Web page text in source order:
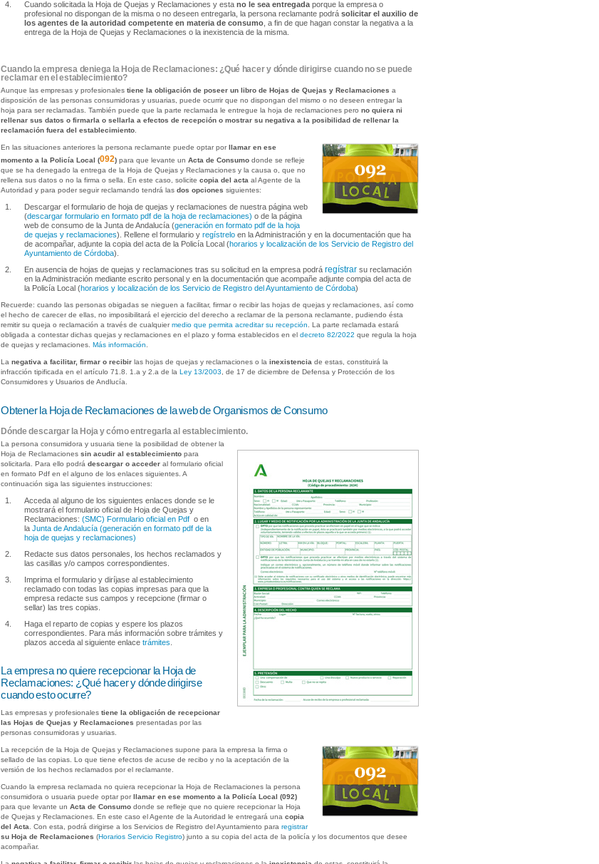
Cuando solicitada la Hoja de Quejas y Reclamaciones y estano le sea entregada porque la empresa o
profesional no dispongan de la misma o no deseen entregarla, la persona reclamante podrásolicitar el auxilio de
los agentes de la autoridad competente en materia de consumo , a fin de que hagan constar la negativa a la
entrega de la Hoja de Quejas y Reclamaciones o la inexistencia de la misma.
Cuando la empresa deniega la Hoja de Reclamaciones: ¿Qué hacer y dónde dirigirse cuando no se puede
reclamar en el establecimiento?
Aunque las empresas y profesionalestiene la obligación de poseer un libro de Hojas de Quejas y Reclamaciones a
disposición de las personas consumidoras y usuarias, puede ocurrir que no dispongan del mismo o no deseen entregar la
hoja para ser reclamadas. También puede que la parte reclamada le entregue la hoja de reclamaciones pero no quiera ni
rellenar sus datos o firmarla o sellarla a efectos de recepción o mostrar su negativa a la posibilidad de rellenar la
reclamación fuera del establecimiento
En las situaciones anteriores la persona reclamante puede optar porllamar en ese
momento a la Policía Local (092)para que levante un Acta de Consumodonde se refleje
que se ha denegado la entrega de la Hoja de Quejas y Reclamaciones y la causa o, que no
rellena sus datos o no la firma o sella. En este caso, solicitecopia del acta al Agente de la
Autoridad y para poder seguir reclamando tendrá lasdos opciones siguientes:
Descargar el formulario de hoja de quejas y reclamaciones de nuestra página web
(descargar formulario en formato pdf de la hoja de reclamaciones) o de la página
web de consumo de la Junta de Andalucía (generación en formato pdf de la hoja
de quejas y reclamaciones). Rellene el formulario yregístrelo en la Administración y en la documentación que ha
de acompañar, adjunte la copia del acta de la Policía Local (horarios y localización de los Servicio de Registro del
Ayuntamiento de Córdoba).
En ausencia de hojas de quejas y reclamaciones tras su solicitud en la empresa podráregístrar su reclamación
en la Administración mediante escrito personal y en la documentación que acompañe adjunte compia del acta de
la Policía Local (horarios y localización de los Servicio de Registro del Ayuntamiento de Córdoba)
Recuerde: cuando las personas obigadas se nieguen a facilitar, firmar o recibir las hojas de quejas y reclamaciones, así como
el hecho de carecer de ellas, no imposibilitará el ejercicio del derecho a reclamar de la persona reclamante, pudiendo ésta
remitir su queja o reclamación a través de cualquiermedio que permita acreditar su recepción
. La parte reclamada estará
obligada a contestar dichas quejas y reclamaciones en el plazo y forma establecidos en eldecreto 82/2022 que regula la hoja
de quejas y reclamaciones.Más información
Lanegativa a facilitar, firmar o recibir las hojas de quejas y reclamaciones o lainexistencia de estas, constituirá la
infracción tipificada en el artículo 71.8. 1.a y 2.a de laLey 13/2003
, de 17 de diciembre de Defensa y Protección de los
Consumidores y Usuarios de Andlucía.
Obtener la Hoja de Reclamaciones de la web de Organismos de Consumo
Dónde descargar la Hoja y cómo entregarla al establecimiento.
La persona consumidora y usuaria tiene la posibilidad de obtener la
Hoja de Reclamacionessin acudir al establecimiento para
solicitarla. Para ello podrádescargar o acceder al formulario oficial
en formato Pdf en el alguno de los enlaces siguientes. A
continuación siga las siguientes instrucciones:
Acceda al alguno de los siguientes enlaces donde se le
mostrará el formulario oficial de Hoja de Quejas y
Reclamaciones:(SMC) Formulario oficial en Pdf o en
laJunta de Andalucía (generación en formato pdf de la
hoja de quejas y reclamaciones)
Redacte sus datos personales, los hechos reclamados y
las casillas y/o campos correspondientes.
Imprima el formulario y diríjase al establecimiento
reclamado con todas las copias impresas para que la
empresa redacte sus campos y recepcione (firmar o
sellar) las tres copias.
Haga el reparto de copias y espere los plazos
correspondientes. Para más información sobre trámites y
plazos acceda al siguiente enlacetrámites
La empresa no quiere recepcionar la Hoja de
Reclamaciones: ¿Qué hacer y dónde dirigirse
cuando esto ocurre?
Las empresas y profesionalestiene la obligación de recepcionar
las Hojas de Quejas y Reclamaciones presentadas por las
personas consumidoras y usuarias.
La recepción de la Hoja de Quejas y Reclamaciones supone para la empresa la firma o
sellado de las copias. Lo que tiene efectos de acuse de recibo y no la aceptación de la
versión de los hechos reclamados por el reclamante.
Cuando la empresa reclamada no quiera recepcionar la Hoja de Reclamaciones la persona
consumidora o usuaria puede optar porllamar en ese momento a la Policía Local (092)
para que levante unActa de Consumo donde se refleje que no quiere recepcionar la Hoja
de Quejas y Reclamaciones. En este caso el Agente de la Autoridad le entregará unacopia
del Acta
. Con esta, podrá dirigirse a los Servicios de Registro del Ayuntamiento pararegistrar
su Hoja de Reclamaciones(Horarios Servicio Registro) junto a su copia del acta de la policía y los documentos que desee
acompañar.